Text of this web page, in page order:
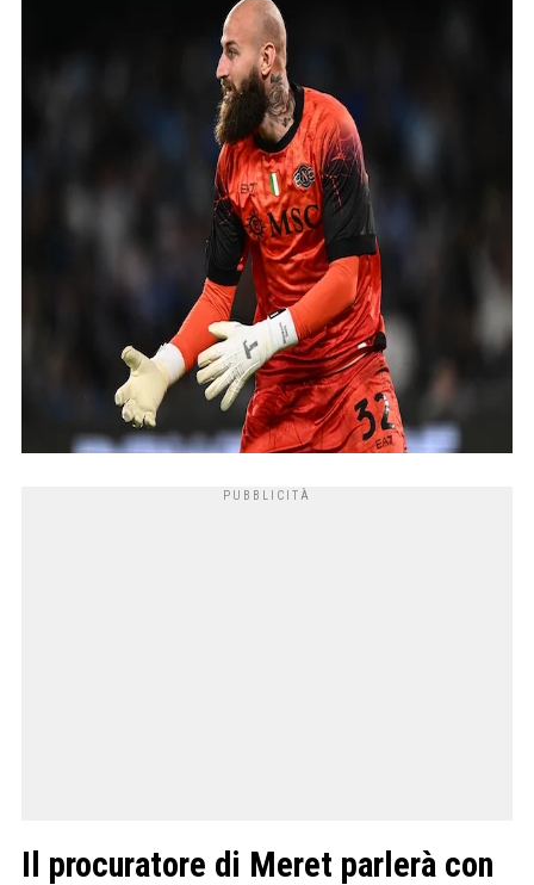
Il procuratore di Meret parlerà con